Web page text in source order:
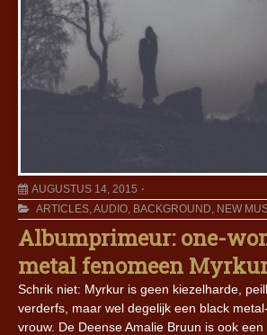
AUGUSTUS 14, 2015
ARTICLES,AUDIO, BACKGROUND, NEW
Albumprimeur: one-
metal fenomeen
Schrik niet: Myrkur is geen kiezelharde,
verderfs, maar wel degelijk een black
vrouw. De Deense Amalie Bruun is ook